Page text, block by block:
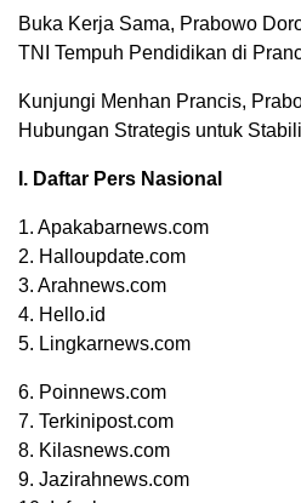
Buka Kerja Sama, Prabowo
TNI Tempuh Pendidikan di
Kunjungi Menhan Prancis,
Hubungan Strategis untuk
I. Daftar Pers Nasional
1. Apakabarnews.com
2. Halloupdate.com
3. Arahnews.com
4. Hello.id
5. Lingkarnews.com
6. Poinnews.com
7. Terkinipost.com
8. Kilasnews.com
9. Jazirahnews.com